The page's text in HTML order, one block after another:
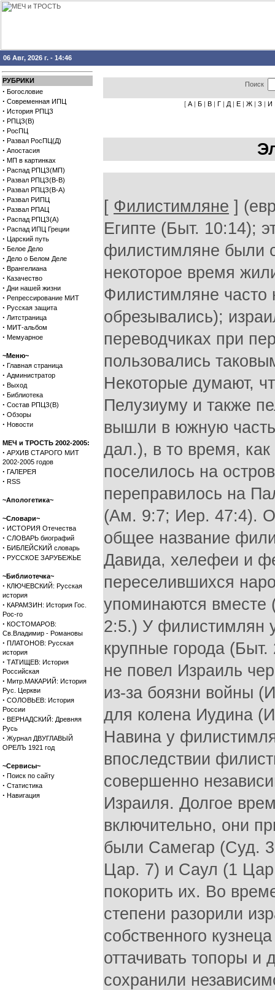
06 Авг, 2026 г. - 14:46
РУБРИКИ
· Богословие
· Современная ИПЦ
· История РПЦЗ
· РПЦЗ(В)
· РосПЦ
· Развал РосПЦ(Д)
· Апостасия
· МП в картинках
· Распад РПЦЗ(МП)
· Развал РПЦЗ(В-В)
· Развал РПЦЗ(В-А)
· Развал РИПЦ
· Развал РПАЦ
· Распад РПЦЗ(А)
· Распад ИПЦ Греции
· Царский путь
· Белое Дело
· Дело о Белом Деле
· Врангелиана
· Казачество
· Дни нашей жизни
· Репрессирование МИТ
· Русская защита
· Литстраница
· МИТ-альбом
· Мемуарное
~Меню~
· Главная страница
· Администратор
· Выход
· Библиотека
· Состав РПЦЗ(В)
· Обзоры
· Новости
МЕЧ и ТРОСТЬ 2002-2005:
· АРХИВ СТАРОГО МИТ
2002-2005 годов
· ГАЛЕРЕЯ
· RSS
~Апологетика~
~Словари~
· ИСТОРИЯ Отечества
· СЛОВАРЬ биографий
· БИБЛЕЙСКИЙ словарь
· РУССКОЕ ЗАРУБЕЖЬЕ
~Библиотечка~
· КЛЮЧЕВСКИЙ: Русская
история
· КАРАМЗИН: История Гос.
Рос-го
· КОСТОМАРОВ:
Св.Владимир - Романовы
· ПЛАТОНОВ: Русская
история
· ТАТИЩЕВ: История
Российская
· Митр.МАКАРИЙ: История
Рус. Церкви
· СОЛОВЬЕВ: История
России
· ВЕРНАДСКИЙ: Древняя
Русь
· Журнал ДВУГЛАВЫЙ
ОРЕЛЪ 1921 год
~Сервисы~
· Поиск по сайту
· Статистика
· Навигация
Поиск
[ А | Б | В | Г | Д | Е | Ж | З | И
[ Филистимляне ]
Египте (Быт. 10:14);
филистимляне были
некоторое время
Филистимляне часто
обрезывались);
переводчиках при
пользовались
Некоторые думают,
Пелузиуму и также
вышли в южную
дал.), в то время,
поселилось на
переправилось на
(Ам. 9:7; Иер. 47:4).
общее название
Давида, хелефеи и
переселившихся
упоминаются
2:5.) У филистимлян
крупные города
не повел Израиль
из-за боязни войны
для колена Иудина
Навина у
впоследствии
совершенно
Израиля. Долгое
включительно, они
были Самегар (Суд.
Цар. 7) и Саул (1
покорить их. Во
степени разорили
собственного
оттачивать топоры
сохранили